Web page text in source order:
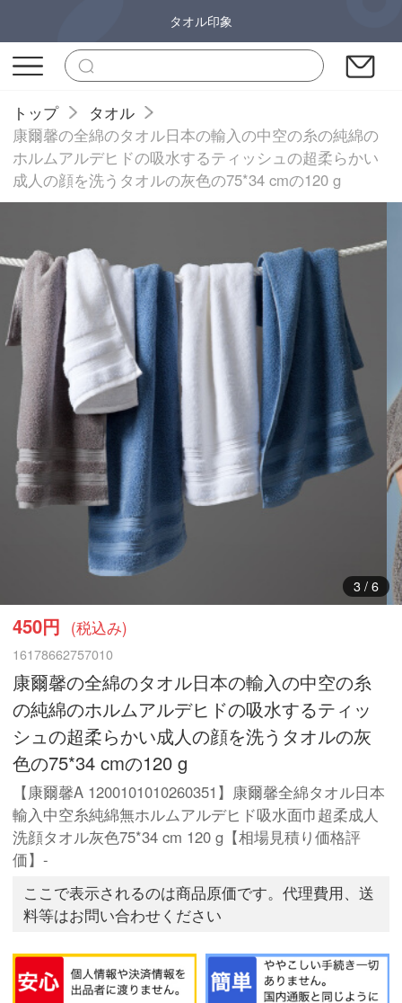
タオル印象
トップ
タオル
康爾馨の全綿のタオル日本の輸入の中空の糸の純綿の
ホルムアルデヒドの吸水するティッシュの超柔らかい
成人の顔を洗うタオルの灰色の75*34 cmの120 g
3/ 6
450円 (税込み)
16178662757010
康爾馨の全綿のタオル日本の輸入の中空の糸
の純綿のホルムアルデヒドの吸水するティッ
シュの超柔らかい成人の顔を洗うタオルの灰
色の75*34 cmの120 g
【康爾馨A 1200101010260351】康爾馨全綿タオル日本
輸入中空糸純綿無ホルムアルデヒド吸水面巾超柔成人
洗顔タオル灰色75*34 cm 120 g【相場見積り価格評
価】-
ここで表示されるのは商品原価です。代理費用、送
料等はお問い合わせください